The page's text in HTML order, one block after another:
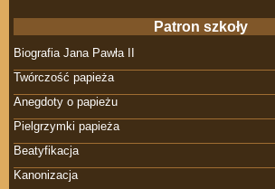
Patron szkoły
Biografia Jana Pawła II
Twórczość papieża
Anegdoty o papieżu
Pielgrzymki papieża
Beatyfikacja
Kanonizacja